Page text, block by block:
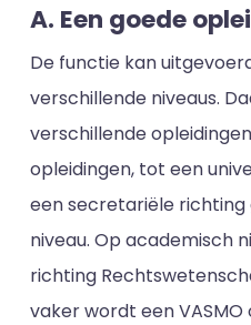
A. Een goede
De functie kan
verschillende niveaus.
verschillende
opleidingen, tot een
een secretariële richting
niveau. Op academisch
richting
vaker wordt een